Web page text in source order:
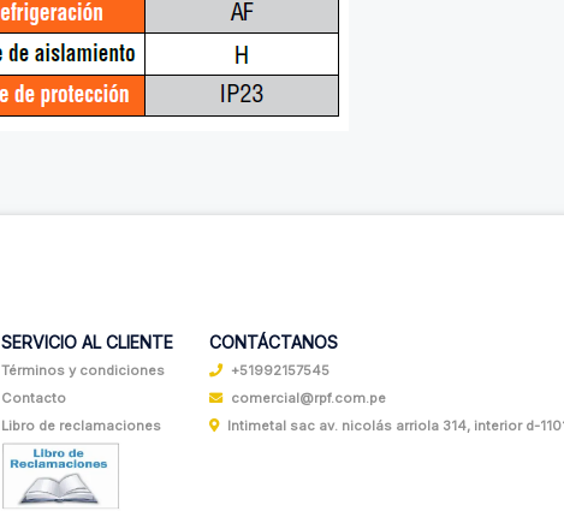
SERVICIO AL CLIENTE
Términos y condiciones
Contacto
Libro de reclamaciones
CONTÁCTANOS
+51992157545
comercial@rpf.com.pe
Intimetal sac av. nicolás arriola 314, interior d-